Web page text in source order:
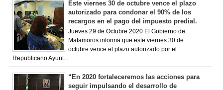
Este viernes 30 de octubre vence el plazo
autorizado para condonar el 90% de los
recargos en el pago del impuesto predial.
Jueves 29 de Octubre 2020 El Gobierno de
Matamoros informa que este viernes 30 de
octubre vence el plazo autorizado por el
Republicano Ayunt...
“En 2020 fortaleceremos las acciones para
seguir impulsando el desarrollo de